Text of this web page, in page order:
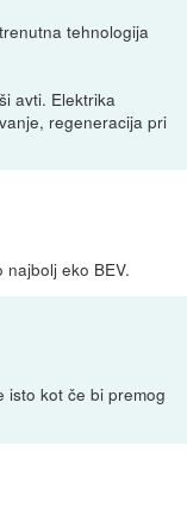
tehnologija
avti. Elektrika
regeneracija pri
eko BEV.
isto kot če bi premog